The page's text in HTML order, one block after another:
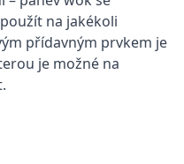
na jakékoli
přídavným prvkem je
je možné na